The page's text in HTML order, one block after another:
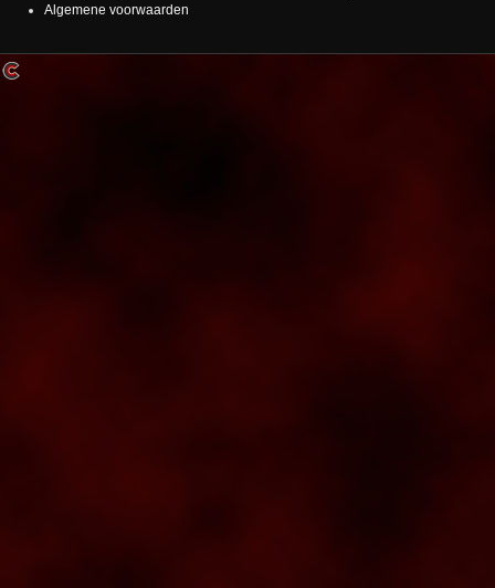
Algemene voorwaarden